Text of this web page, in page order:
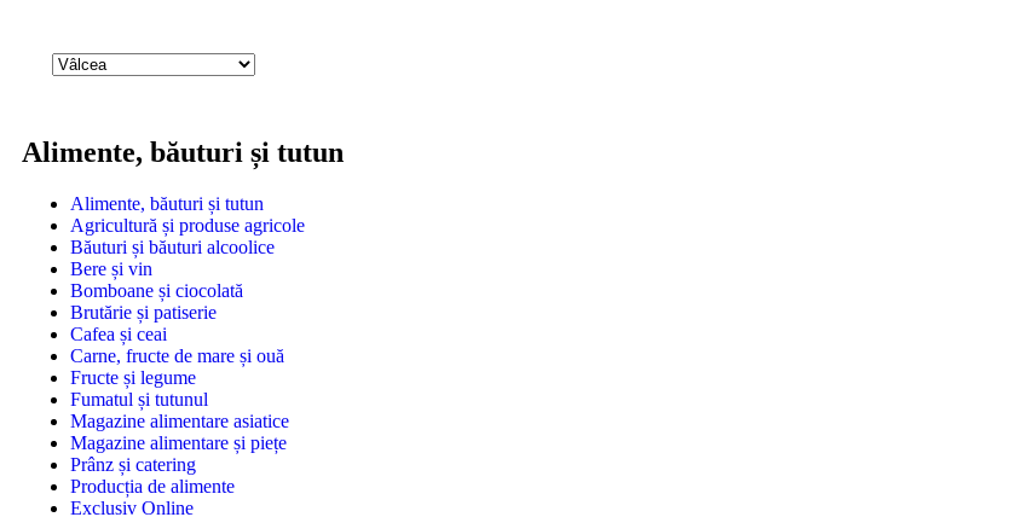
Alimente, băuturi și tutun
Alimente, băuturi și tutun
Agricultură și produse agricole
Băuturi și băuturi alcoolice
Bere și vin
Bomboane și ciocolată
Brutărie și patiserie
Cafea și ceai
Carne, fructe de mare și ouă
Fructe și legume
Fumatul și tutunul
Magazine alimentare asiatice
Magazine alimentare și piețe
Prânz și catering
Producția de alimente
Exclusiv Online